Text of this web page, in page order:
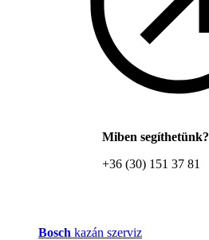
Miben segíthetünk?
+36 (30) 151 37 81
Bosch kazán szerviz